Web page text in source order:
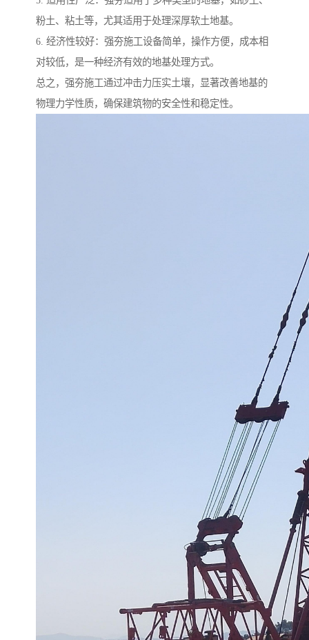
粉土、粘土等，尤其适用于处理深厚软土地基。
6. 经济性较好：强夯施工设备简单，操作方便，成本相
对较低，是一种经济有效的地基处理方式。
总之，强夯施工通过冲击力压实土壤，显著改善地基的
物理力学性质，确保建筑物的安全性和稳定性。